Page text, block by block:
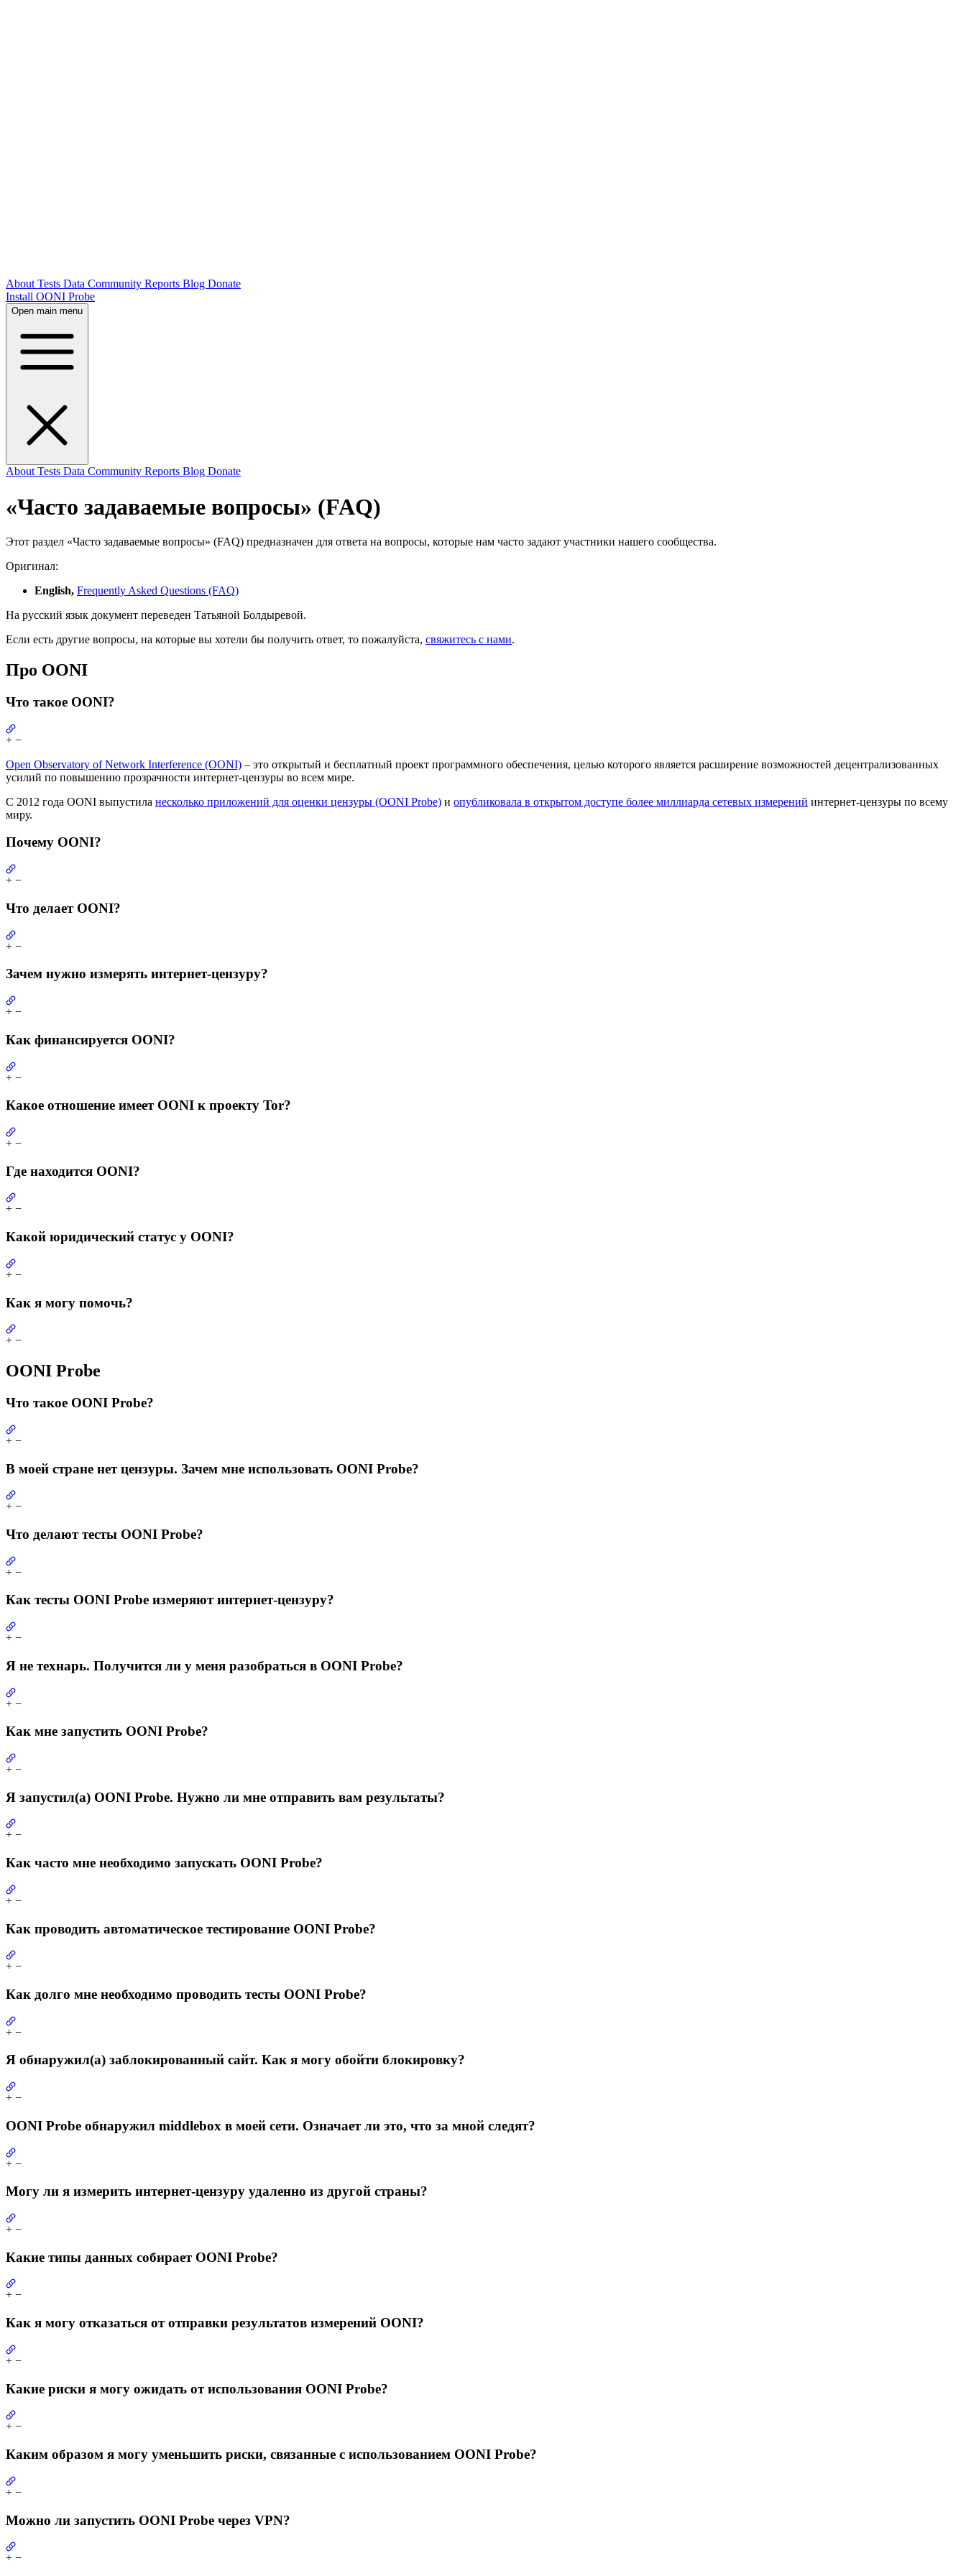
About Tests Data Community Reports Blog Donate
Install OONI Probe
Open main menu
About Tests Data Community Reports Blog Donate
«Часто задаваемые вопросы» (FAQ)
Этот раздел «Часто задаваемые вопросы» (FAQ) предназначен для ответа на вопросы, которые нам часто задают участники нашего сообщества.
Оригинал:
English, Frequently Asked Questions (FAQ)
На русский язык документ переведен Татьяной Болдыревой.
Если есть другие вопросы, на которые вы хотели бы получить ответ, то пожалуйста, свяжитесь с нами.
Про OONI
Что такое OONI?
+ −
Open Observatory of Network Interference (OONI) – это открытый и бесплатный проект программного обеспечения, целью которого является расширение возможностей децентрализованных
усилий по повышению прозрачности интернет-цензуры во всем мире.
С 2012 года OONI выпустила несколько приложений для оценки цензуры (OONI Probe) и опубликовала в открытом доступе более миллиарда сетевых измерений интернет-цензуры по всему
миру.
Почему OONI?
+ −
Что делает OONI?
+ −
Зачем нужно измерять интернет-цензуру?
+ −
Как финансируется OONI?
+ −
Какое отношение имеет OONI к проекту Tor?
+ −
Где находится OONI?
+ −
Какой юридический статус у OONI?
+ −
Как я могу помочь?
+ −
OONI Probe
Что такое OONI Probe?
+ −
В моей стране нет цензуры. Зачем мне использовать OONI Probe?
+ −
Что делают тесты OONI Probe?
+ −
Как тесты OONI Probe измеряют интернет-цензуру?
+ −
Я не технарь. Получится ли у меня разобраться в OONI Probe?
+ −
Как мне запустить OONI Probe?
+ −
Я запустил(а) OONI Probe. Нужно ли мне отправить вам результаты?
+ −
Как часто мне необходимо запускать OONI Probe?
+ −
Как проводить автоматическое тестирование OONI Probe?
+ −
Как долго мне необходимо проводить тесты OONI Probe?
+ −
Я обнаружил(а) заблокированный сайт. Как я могу обойти блокировку?
+ −
OONI Probe обнаружил middlebox в моей сети. Означает ли это, что за мной следят?
+ −
Могу ли я измерить интернет-цензуру удаленно из другой страны?
+ −
Какие типы данных собирает OONI Probe?
+ −
Как я могу отказаться от отправки результатов измерений OONI?
+ −
Какие риски я могу ожидать от использования OONI Probe?
+ −
Каким образом я могу уменьшить риски, связанные с использованием OONI Probe?
+ −
Можно ли запустить OONI Probe через VPN?
+ −